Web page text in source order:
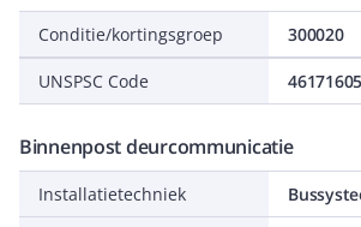
Conditie/kortingsgroep 300020
UNSPSC Code 46171605
Binnenpost deurcommunicatie
Installatietechniek